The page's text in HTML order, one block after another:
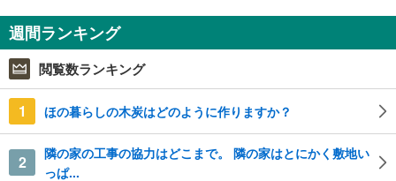
週間ランキング
閲覧数ランキング
1 ほの暮らしの木炭はどのように作りますか？
2
隣の家の工事の協力はどこまで。 隣の家はとにかく敷地い
っぱ...